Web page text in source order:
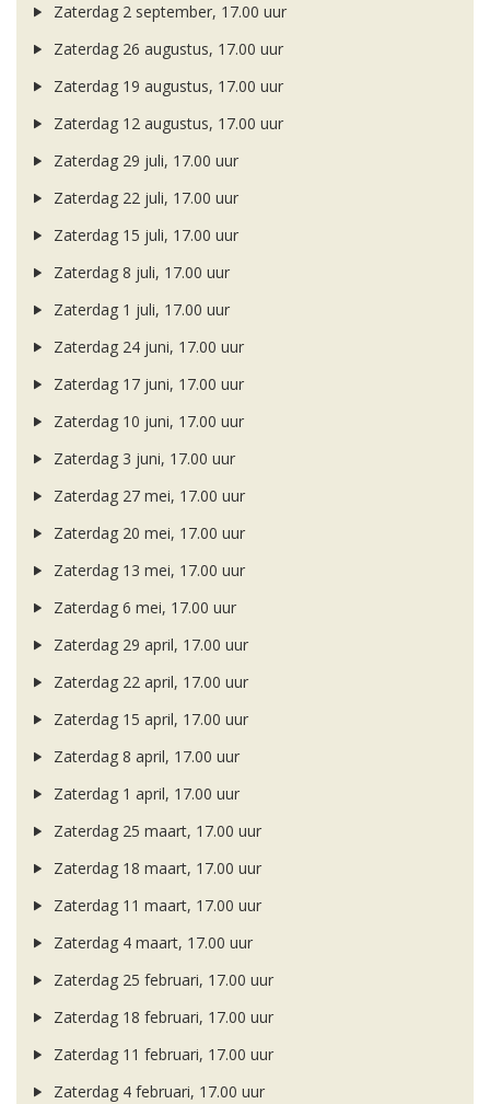
Zaterdag 2 september, 17.00 uur
Zaterdag 26 augustus, 17.00 uur
Zaterdag 19 augustus, 17.00 uur
Zaterdag 12 augustus, 17.00 uur
Zaterdag 29 juli, 17.00 uur
Zaterdag 22 juli, 17.00 uur
Zaterdag 15 juli, 17.00 uur
Zaterdag 8 juli, 17.00 uur
Zaterdag 1 juli, 17.00 uur
Zaterdag 24 juni, 17.00 uur
Zaterdag 17 juni, 17.00 uur
Zaterdag 10 juni, 17.00 uur
Zaterdag 3 juni, 17.00 uur
Zaterdag 27 mei, 17.00 uur
Zaterdag 20 mei, 17.00 uur
Zaterdag 13 mei, 17.00 uur
Zaterdag 6 mei, 17.00 uur
Zaterdag 29 april, 17.00 uur
Zaterdag 22 april, 17.00 uur
Zaterdag 15 april, 17.00 uur
Zaterdag 8 april, 17.00 uur
Zaterdag 1 april, 17.00 uur
Zaterdag 25 maart, 17.00 uur
Zaterdag 18 maart, 17.00 uur
Zaterdag 11 maart, 17.00 uur
Zaterdag 4 maart, 17.00 uur
Zaterdag 25 februari, 17.00 uur
Zaterdag 18 februari, 17.00 uur
Zaterdag 11 februari, 17.00 uur
Zaterdag 4 februari, 17.00 uur